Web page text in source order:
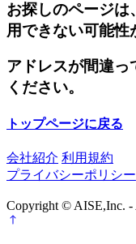
お探しのページは
用できない可能性
アドレスが間違っ
ください。
トップページに戻る
会社紹介 利用規約
プライバシーポリシー
Copyright © AISE,Inc. -